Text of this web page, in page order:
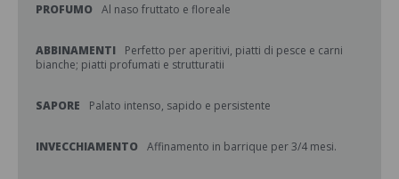
PROFUMO Al naso fruttato e floreale
ABBINAMENTI
Perfetto per aperitivi, piatti di pesce e carni
bianche; piatti profumati e strutturatii
SAPORE Palato intenso, sapido e persistente
INVECCHIAMENTO Affinamento in barrique per 3/4 mesi.